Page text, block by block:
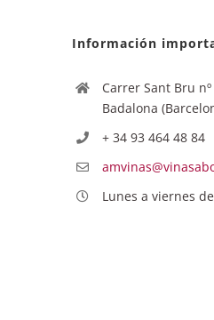
Información
Carrer Sant Bru
Badalona
+ 34 93 464 48 84
Lunes a viernes